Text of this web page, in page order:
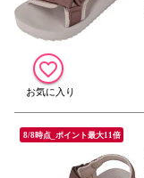
8/8時点_ポイント最大11倍